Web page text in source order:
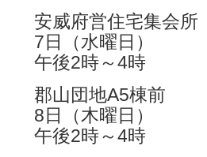
安威府営住宅集会所
7日（水曜日）
午後2時～4時
郡山団地A5棟前
8日（木曜日）
午後2時～4時